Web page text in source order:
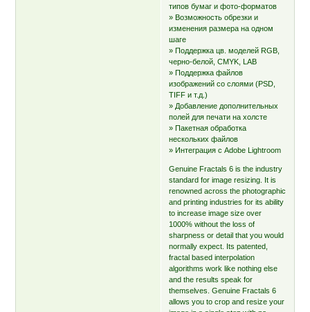
типов бумаг и фото-форматов
» Возможность обрезки и
изменения размера на одном
шаге
» Поддержка цв. моделей RGB,
черно-белой, CMYK, LAB
» Поддержка файлов
изображений со слоями (PSD,
TIFF и т.д.)
» Добавление дополнительных
полей для печати на холсте
» Пакетная обработка
нескольких файлов
» Интеграция с Adobe Lightroom
Genuine Fractals 6 is the industry
standard for image resizing. It is
renowned across the photographic
and printing industries for its ability
to increase image size over
1000% without the loss of
sharpness or detail that you would
normally expect. Its patented,
fractal based interpolation
algorithms work like nothing else
and the results speak for
themselves. Genuine Fractals 6
allows you to crop and resize your